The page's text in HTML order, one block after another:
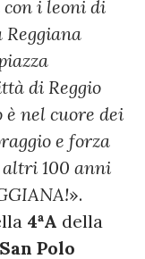
i leoni di
Reggiana
di Reggio
è nel cuore dei
e forza
altri 100 anni
».
4ªA della
San Polo